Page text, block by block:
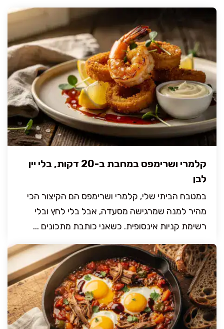
קלמרי ושרימפס במחבת ב-20 דקות, בלי יין
לבן
במטבח הביתי שלי, קלמרי ושרימפס הם הקיצור הכי
מהיר למנה שמרגישה מסעדה, אבל בלי לחץ ובלי
רשימת קניות אינסופית. כשאני כותבת מתכונים ...